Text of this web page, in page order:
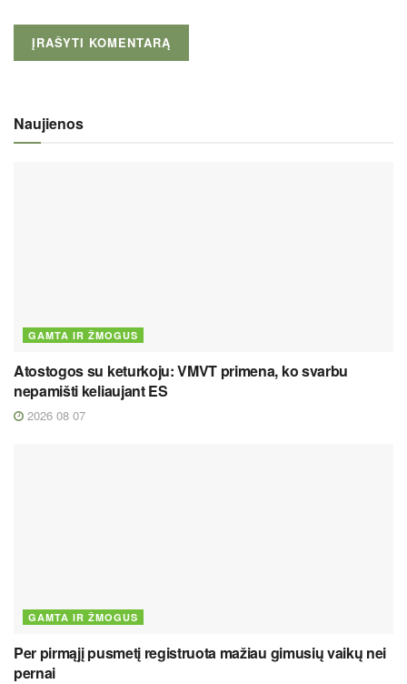
Naujienos
GAMTA IR ŽMOGUS
Atostogos su keturkoju: VMVT primena, ko svarbu
nepamišti keliaujant ES
2026 08 07
GAMTA IR ŽMOGUS
Per pirmąjį pusmetį registruota mažiau gimusių vaikų nei
pernai